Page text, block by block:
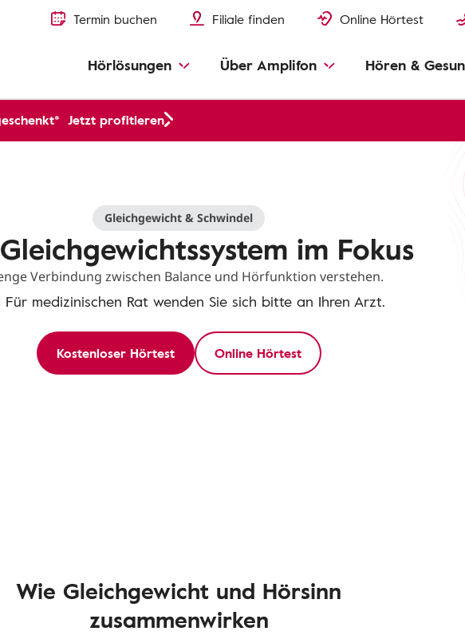
Termin buchen Filiale finden Online Hörtest
Hörlösungen Über Amplifon Hören &
Jetzt profitieren
Gleichgewicht & Schwindel
im Fokus
Verbindung zwischen Balance und Hörfunktion verstehen.
Für medizinischen Rat wenden Sie sich bitte an Ihren Arzt.
Kostenloser Hörtest Online Hörtest
Wie Gleichgewicht und Hörsinn
zusammenwirken